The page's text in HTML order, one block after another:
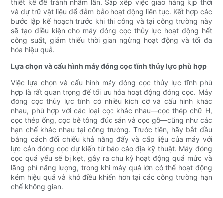
thiết kế để tránh nhầm lẫn. Sắp xếp việc giao hàng kịp thời
và dự trữ vật liệu để đảm bảo hoạt động liên tục. Kết hợp các
bước lập kế hoạch trước khi thi công và tại công trường này
sẽ tạo điều kiện cho máy đóng cọc thủy lực hoạt động hết
công suất, giảm thiểu thời gian ngừng hoạt động và tối đa
hóa hiệu quả.
Lựa chọn và cấu hình máy đóng cọc tĩnh thủy lực phù hợp
Việc lựa chọn và cấu hình máy đóng cọc thủy lực tĩnh phù
hợp là rất quan trọng để tối ưu hóa hoạt động đóng cọc. Máy
đóng cọc thủy lực tĩnh có nhiều kích cỡ và cấu hình khác
nhau, phù hợp với các loại cọc khác nhau—cọc thép chữ H,
cọc thép ống, cọc bê tông đúc sẵn và cọc gỗ—cũng như các
hạn chế khác nhau tại công trường. Trước tiên, hãy bắt đầu
bằng cách đối chiếu khả năng đẩy và cấp liệu của máy với
lực cản đóng cọc dự kiến ​​từ báo cáo địa kỹ thuật. Máy đóng
cọc quá yếu sẽ bị kẹt, gây ra chu kỳ hoạt động quá mức và
lãng phí năng lượng, trong khi máy quá lớn có thể hoạt động
kém hiệu quả và khó điều khiển hơn tại các công trường hạn
chế không gian.